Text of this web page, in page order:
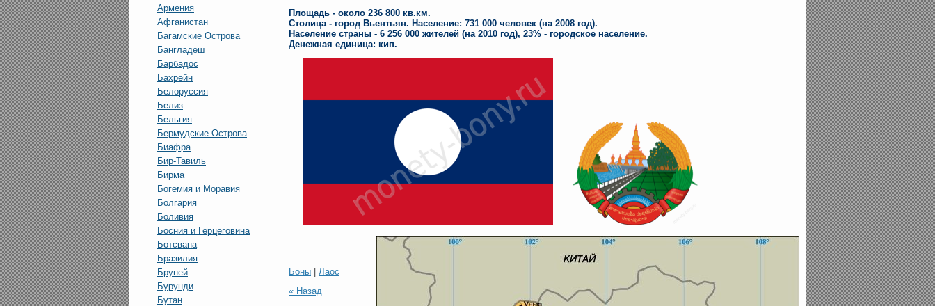
Армения
Афганистан
Багамские Острова
Бангладеш
Барбадос
Бахрейн
Белоруссия
Белиз
Бельгия
Бермудские Острова
Биафра
Бир-Тавиль
Бирма
Богемия и Моравия
Болгария
Боливия
Босния и Герцеговина
Ботсвана
Бразилия
Бруней
Бурунди
Бутан
Площадь - около 236 800 кв.км.
Столица - город Вьентьян. Население: 731 000 человек (на 2008 год).
Население страны - 6 256 000 жителей (на 2010 год), 23% - городское население.
Денежная единица: кип.
Боны
Лаос
« Назад